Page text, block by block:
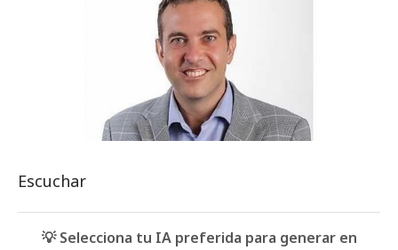
Escuchar
💡 Selecciona tu IA preferida para generar en